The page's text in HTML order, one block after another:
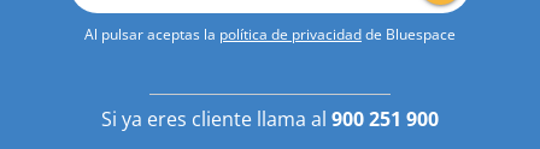
Al pulsar aceptas la política de privacidadde Bluespace
Si ya eres cliente llama al 900 251 900